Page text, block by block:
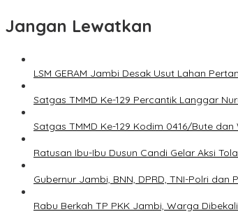
Jangan Lewatkan
LSM GERAM Jambi Desak Usut Lahan
Satgas TMMD Ke-129 Percantik Langgar
Satgas TMMD Ke-129 Kodim 0416/Bute
Ratusan Ibu-Ibu Dusun Candi Gelar Aksi
Gubernur Jambi, BNN, DPRD, TNI-Polri
Rabu Berkah TP PKK Jambi, Warga